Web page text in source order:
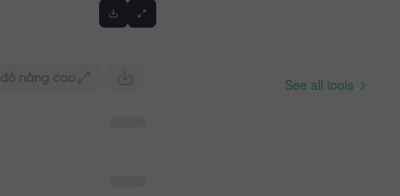
đồ nâng cao See all tools